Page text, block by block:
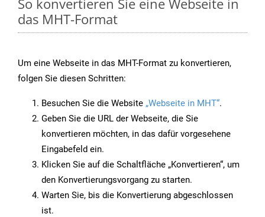
So konvertieren Sie eine Webseite in
das MHT-Format
Um eine Webseite in das MHT-Format zu konvertieren,
folgen Sie diesen Schritten:
Besuchen Sie die Website „Webseite in MHT“.
Geben Sie die URL der Webseite, die Sie
konvertieren möchten, in das dafür vorgesehene
Eingabefeld ein.
Klicken Sie auf die Schaltfläche „Konvertieren“, um
den Konvertierungsvorgang zu starten.
Warten Sie, bis die Konvertierung abgeschlossen
ist.